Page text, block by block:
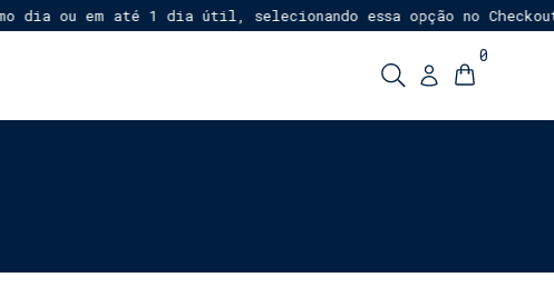
dia ou em até 1 dia útil, selecionando essa opção no Checkout!
0